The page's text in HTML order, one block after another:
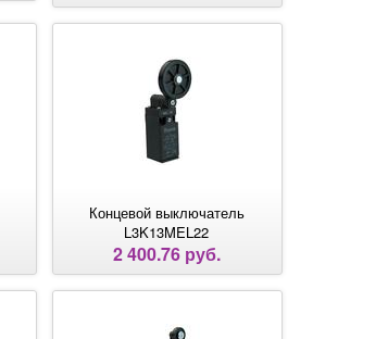
Концевой выключатель
L3K13MEL22
2 400.76 руб.